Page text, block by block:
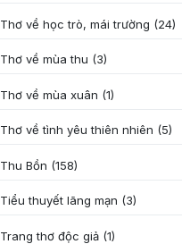
Thơ về học trò, mái trường (24)
Thơ về mùa thu (3)
Thơ về mùa xuân (1)
Thơ về tình yêu thiên nhiên (5)
Thu Bồn (158)
Tiểu thuyết lãng mạn (3)
Trang thơ độc giả (1)